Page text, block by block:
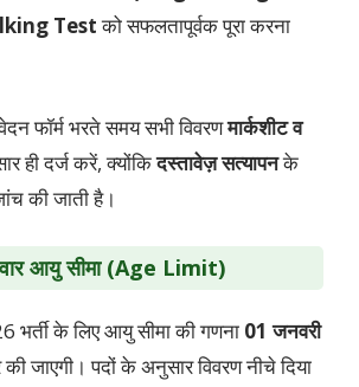
Testको सफलतापूर्वक पूरा करना
फॉर्म भरते समय सभी विवरणमार्कशीट व
ही दर्ज करें, क्योंकिदस्तावेज़ सत्यापनके
की जाती है।
आयु सीमा (Age Limit)
भर्ती के लिए आयु सीमा की गणना 01 जनवरी
जाएगी। पदों के अनुसार विवरण नीचे दिया